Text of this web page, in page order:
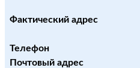
Фактический адрес
Телефон
Почтовый адрес